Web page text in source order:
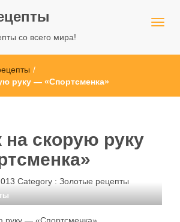
со всего мира!
/
руку — «Спортсменка»
на скорую руку
Category : Золотые рецепты